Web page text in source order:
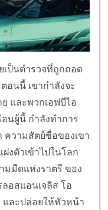
ป็นตำรวจที่ถูกถอด
อนนี้ เขากำลังจะ
และพวกเอฟบีไอ
นผู้นี้ กำลังทำการ
วามสัตย์ซื่อของเขา
งตัวเข้าไปในโลก
มมืดแห่งราตรี ของ
อสแอนเจลิส โอ
และปล่อยให้หัวหน้า